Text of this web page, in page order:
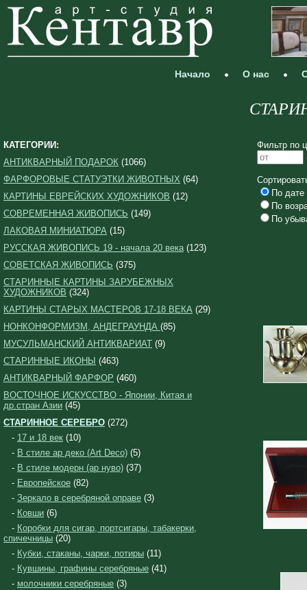
Начало О нас
КАТЕГОРИИ:
АНТИКВАРНЫЙ ПОДАРОК (1066)
ФАРФОРОВЫЕ СТАТУЭТКИ ЖИВОТНЫХ (64)
КАРТИНЫ ЕВРЕЙСКИХ ХУДОЖНИКОВ (12)
СОВРЕМЕННАЯ ЖИВОПИСЬ (149)
ЛАКОВАЯ МИНИАТЮРА (15)
РУССКАЯ ЖИВОПИСЬ 19 - начала 20 века(123)
СОВЕТСКАЯ ЖИВОПИСЬ (375)
СТАРИННЫЕ КАРТИНЫ ЗАРУБЕЖНЫХ
ХУДОЖНИКОВ (324)
КАРТИНЫ СТАРЫХ МАСТЕРОВ 17-18 ВЕКА (29)
НОНКОНФОРМИЗМ, АНДЕГРАУНДА (85)
МУСУЛЬМАНСКИЙ АНТИКВАРИАТ (9)
СТАРИННЫЕ ИКОНЫ (463)
АНТИКВАРНЫЙ ФАРФОР (460)
ВОСТОЧНОЕ ИСКУССТВО - Японии, Китая и
др.стран Азии (45)
СТАРИННОЕ СЕРЕБРО (272)
- 17 и 18 век (10)
- В стиле ар деко (Art Deco) (5)
- В стиле модерн (ар нуво) (37)
- Европейское (82)
- Зеркало в серебряной оправе (3)
- Ковши (6)
- Коробки для сигар, портсигары, табакерки,
спичечницы (20)
- Кубки, стаканы, чарки, потиры (11)
- Кувшины, графины серебряные (41)
- молочники серебряные (3)
Фильтр по
По дате
По
По